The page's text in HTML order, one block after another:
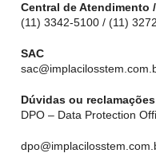
Central de Atendimento
(11) 3342-5100 / (11)
SAC
Dúvidas ou
DPO – Data Protection